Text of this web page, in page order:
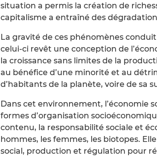
situation a permis la création de
capitalisme a entraîné des
La gravité de ces phénomènes
celui-ci revêt une conception de
la croissance sans limites de la
au bénéfice d’une minorité et au
d’habitants de la planète, voire de sa
Dans cet environnement, l’économie
formes d’organisation
contenu, la responsabilité sociale et
hommes, les femmes, les biotopes.
social, production et régulation pour